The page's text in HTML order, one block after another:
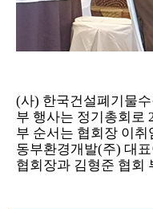
(사) 한국건설폐기물
부 행사는 정기총회로
부 순서는 협회장 이
동부환경개발(주) 대
협회장과 김형준 협회